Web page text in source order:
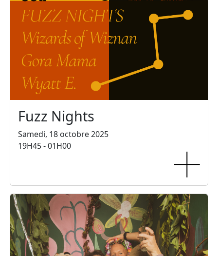
Fuzz Nights
Samedi, 18 octobre 2025
19H45 - 01H00